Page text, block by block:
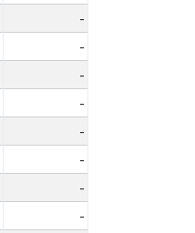
-
-
-
-
-
-
-
-